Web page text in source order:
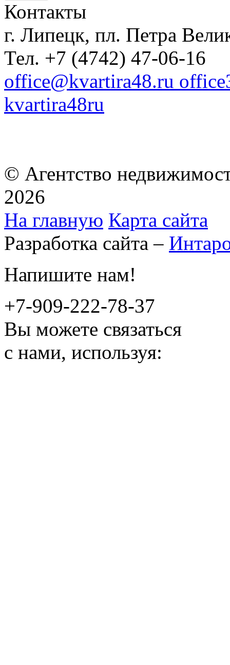
Контакты
г. Липецк, пл. Петра
Тел. +7 (4742) 47-06-16
office@kvartira48.ru
kvartira48ru
© Агентство
2026
На главную Карта сайта
Разработка сайта –
Напишите нам!
+7-909-222-78-37
Вы можете связаться
с нами, используя: